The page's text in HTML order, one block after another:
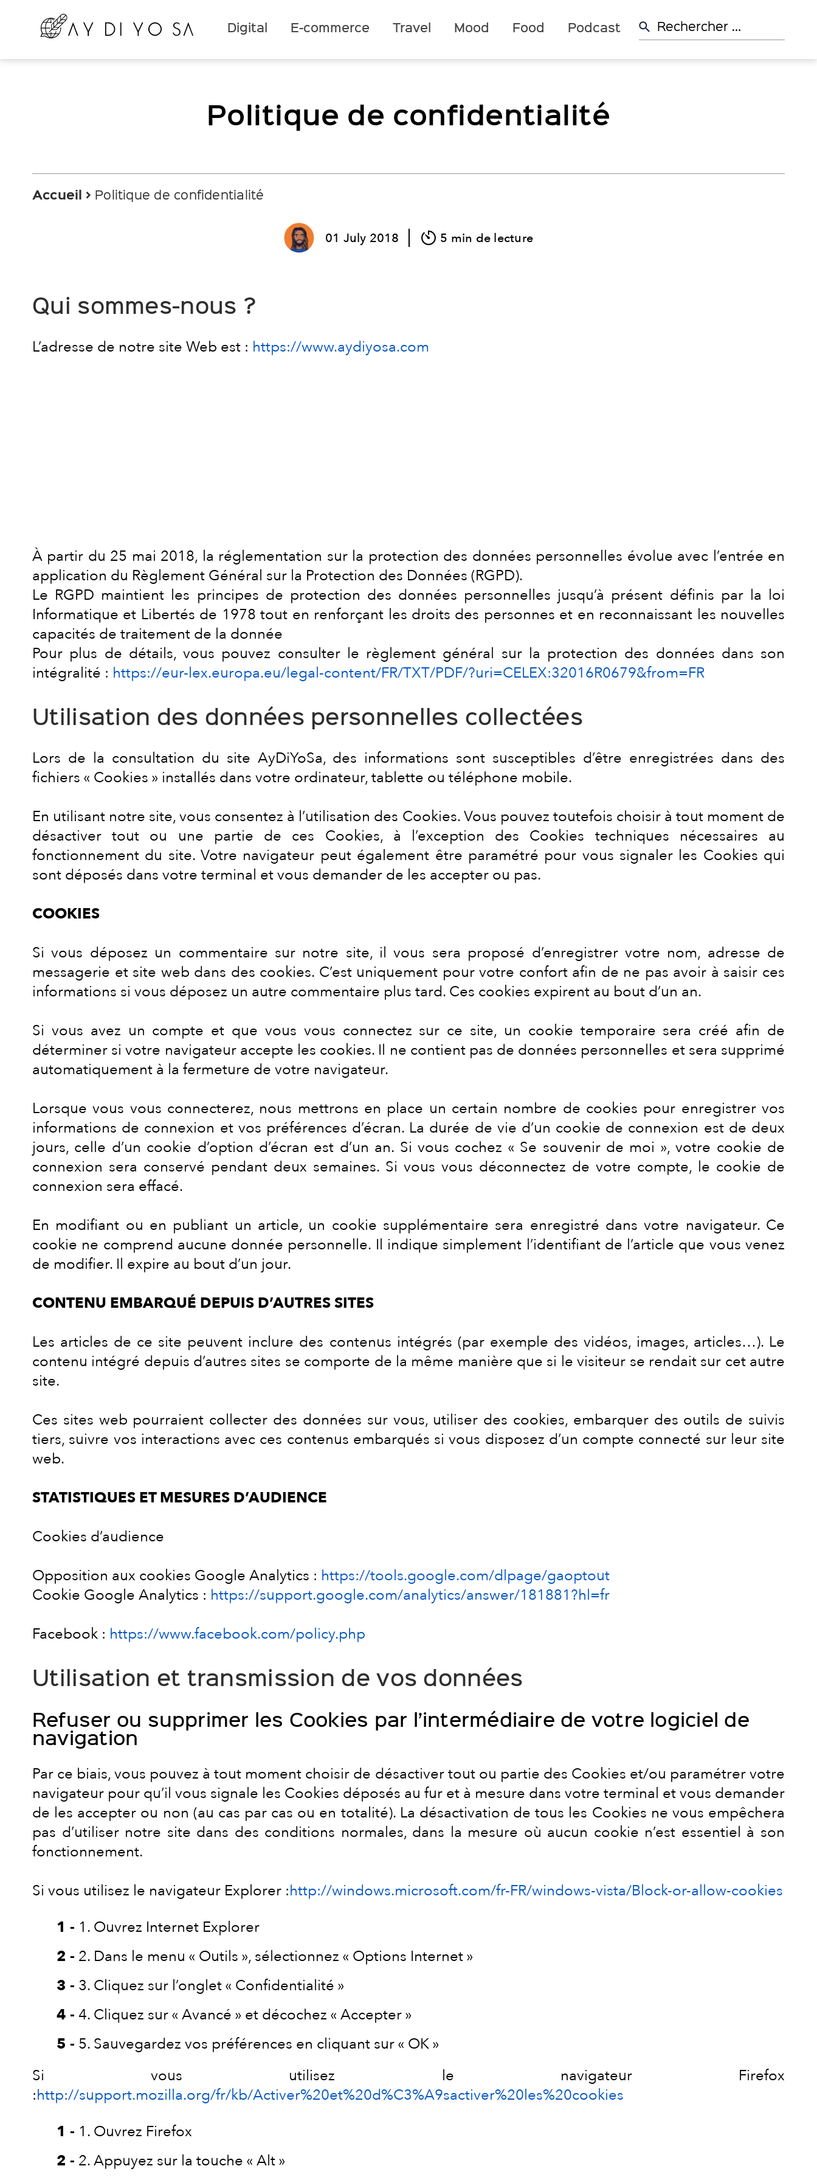
Digital E-commerce Travel Mood Food Podcast Rechercher:
Politique de confidentialité
Accueil Politique de confidentialité
01 July 2018 5 min de lecture
Qui sommes-nous ?
L’adresse de notre site Web est : https://www.aydiyosa.com
À partir du 25 mai 2018, la réglementation sur la protection des données personnelles évolue avec l’entrée en
application du Règlement Général sur la Protection des Données (RGPD).
Le RGPD maintient les principes de protection des données personnelles jusqu’à présent définis par la loi
Informatique et Libertés de 1978 tout en renforçant les droits des personnes et en reconnaissant les nouvelles
capacités de traitement de la donnée
Pour plus de détails, vous pouvez consulter le règlement général sur la protection des données dans son
intégralité : https://eur-lex.europa.eu/legal-content/FR/TXT/PDF/?uri=CELEX:32016R0679&from=FR
Utilisation des données personnelles collectées
Lors de la consultation du site AyDiYoSa, des informations sont susceptibles d’être enregistrées dans des
fichiers « Cookies » installés dans votre ordinateur, tablette ou téléphone mobile.
En utilisant notre site, vous consentez à l’utilisation des Cookies. Vous pouvez toutefois choisir à tout moment de
désactiver tout ou une partie de ces Cookies, à l’exception des Cookies techniques nécessaires au
fonctionnement du site. Votre navigateur peut également être paramétré pour vous signaler les Cookies qui
sont déposés dans votre terminal et vous demander de les accepter ou pas.
COOKIES
Si vous déposez un commentaire sur notre site, il vous sera proposé d’enregistrer votre nom, adresse de
messagerie et site web dans des cookies. C’est uniquement pour votre confort afin de ne pas avoir à saisir ces
informations si vous déposez un autre commentaire plus tard. Ces cookies expirent au bout d’un an.
Si vous avez un compte et que vous vous connectez sur ce site, un cookie temporaire sera créé afin de
déterminer si votre navigateur accepte les cookies. Il ne contient pas de données personnelles et sera supprimé
automatiquement à la fermeture de votre navigateur.
Lorsque vous vous connecterez, nous mettrons en place un certain nombre de cookies pour enregistrer vos
informations de connexion et vos préférences d’écran. La durée de vie d’un cookie de connexion est de deux
jours, celle d’un cookie d’option d’écran est d’un an. Si vous cochez « Se souvenir de moi », votre cookie de
connexion sera conservé pendant deux semaines. Si vous vous déconnectez de votre compte, le cookie de
connexion sera effacé.
En modifiant ou en publiant un article, un cookie supplémentaire sera enregistré dans votre navigateur. Ce
cookie ne comprend aucune donnée personnelle. Il indique simplement l’identifiant de l’article que vous venez
de modifier. Il expire au bout d’un jour.
CONTENU EMBARQUÉ DEPUIS D’AUTRES SITES
Les articles de ce site peuvent inclure des contenus intégrés (par exemple des vidéos, images, articles…). Le
contenu intégré depuis d’autres sites se comporte de la même manière que si le visiteur se rendait sur cet autre
site.
Ces sites web pourraient collecter des données sur vous, utiliser des cookies, embarquer des outils de suivis
tiers, suivre vos interactions avec ces contenus embarqués si vous disposez d’un compte connecté sur leur site
web.
STATISTIQUES ET MESURES D’AUDIENCE
Cookies d’audience
Opposition aux cookies Google Analytics : https://tools.google.com/dlpage/gaoptout
Cookie Google Analytics : https://support.google.com/analytics/answer/181881?hl=fr
Facebook : https://www.facebook.com/policy.php
Utilisation et transmission de vos données
Refuser ou supprimer les Cookies par l’intermédiaire de votre logiciel de
navigation
Par ce biais, vous pouvez à tout moment choisir de désactiver tout ou partie des Cookies et/ou paramétrer votre
navigateur pour qu’il vous signale les Cookies déposés au fur et à mesure dans votre terminal et vous demander
de les accepter ou non (au cas par cas ou en totalité). La désactivation de tous les Cookies ne vous empêchera
pas d’utiliser notre site dans des conditions normales, dans la mesure où aucun cookie n’est essentiel à son
fonctionnement.
Si vous utilisez le navigateur Explorer :http://windows.microsoft.com/fr-FR/windows-vista/Block-or-allow-cookies
1. Ouvrez Internet Explorer
2. Dans le menu « Outils », sélectionnez « Options Internet »
3. Cliquez sur l’onglet « Confidentialité »
4. Cliquez sur « Avancé » et décochez « Accepter »
5. Sauvegardez vos préférences en cliquant sur « OK »
Si vous utilisez le navigateur Firefox
:http://support.mozilla.org/fr/kb/Activer%20et%20d%C3%A9sactiver%20les%20cookies
1. Ouvrez Firefox
2. Appuyez sur la touche « Alt »